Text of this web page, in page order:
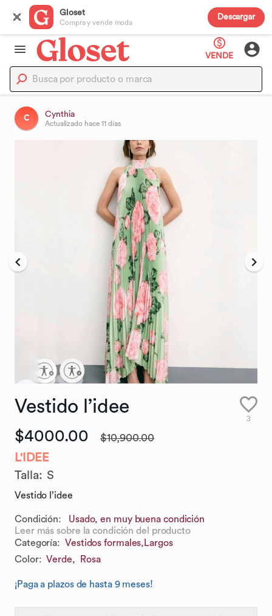
Gloset
Compra y vende moda
Descargar
VENDE
C Cynthia
Actualizado hace 11 días
Vestido l’idee
3
$4000.00 $10,900.00
L'IDEE
Talla: S
Vestido l’idee
Condición:
Usado, en muy buena condición
Leer más sobre la condición del producto
Categoría: Vestidos formales, Largos
Color: Verde, Rosa
¡Paga a plazos de hasta 9 meses!